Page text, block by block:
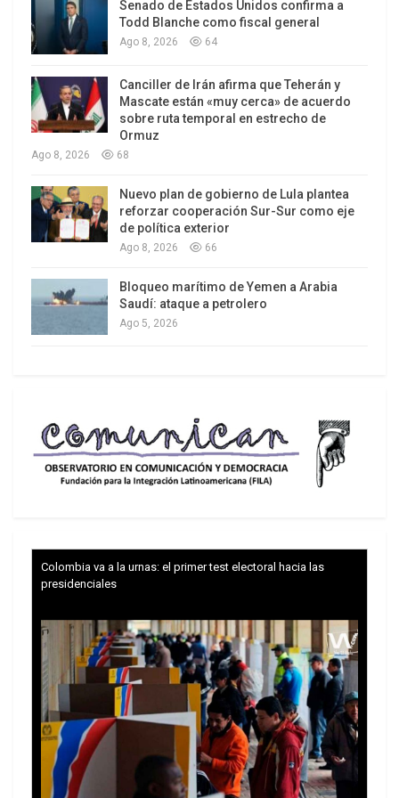
Lo que no dicen, pero es obvio, es que en todas
ellas son socios o los financian los grandes
Nueva York, Estados Unidos. Es más, los
principales accionistas del JP Morgan son
BlackRock y Vanguard.
central en los Estados Unidos han contratado
más de una vez a Anker Latinoamérica para que
los asesore en la región, y que debe ser la razón
finanzas públicas del país.
El vicepresidente del BCRA, Vladimir Werning,
seguro, etc., que tienen bonos argentinos y miran
con preocupación la dificultad del gobierno de
sumar reservas para pagar esas tenencias, dijo
saltos) iba a ser del 2% o 3% mensual,
siempre menor que la inflación medida por el
títulos de deuda en pesos están ajustados
por esa tasa.
Que el BCRA iba a vender dólares en el
Contado Con Liqui (CCL) a cambio de los
títulos de deuda.
Y reconoció, en gráficos y tablas que no
presenta el BCRA en nuestro país, que al
Senado de Estados Unidos confirma a
Todd Blanche como fiscal general
Ago 8, 2026 64
Canciller de Irán afirma que Teherán y
Mascate están «muy cerca» de acuerdo
sobre ruta temporal en estrecho de
Ormuz
Ago 8, 2026 68
Nuevo plan de gobierno de Lula plantea
reforzar cooperación Sur-Sur como eje
de política exterior
Ago 8, 2026 66
Bloqueo marítimo de Yemen a Arabia
Saudí: ataque a petrolero
Ago 5, 2026
Colombia va a la urnas: el primer test electoral hacia las
presidenciales